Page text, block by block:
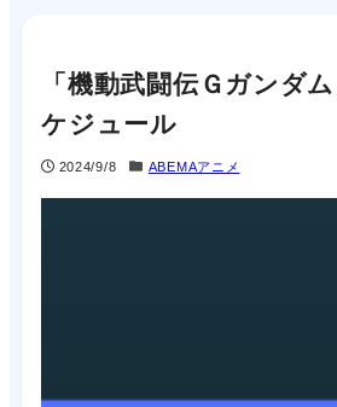
「機動武闘伝Ｇガンダ
ケジュール
2024/9/8 ABEMAアニメ